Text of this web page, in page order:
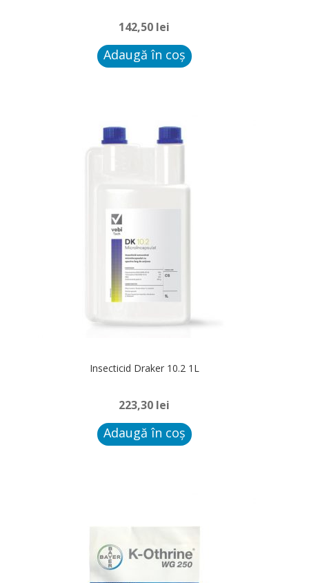
142,50 lei
Adaugă în coș
Insecticid Draker 10.2 1L
223,30 lei
Adaugă în coș